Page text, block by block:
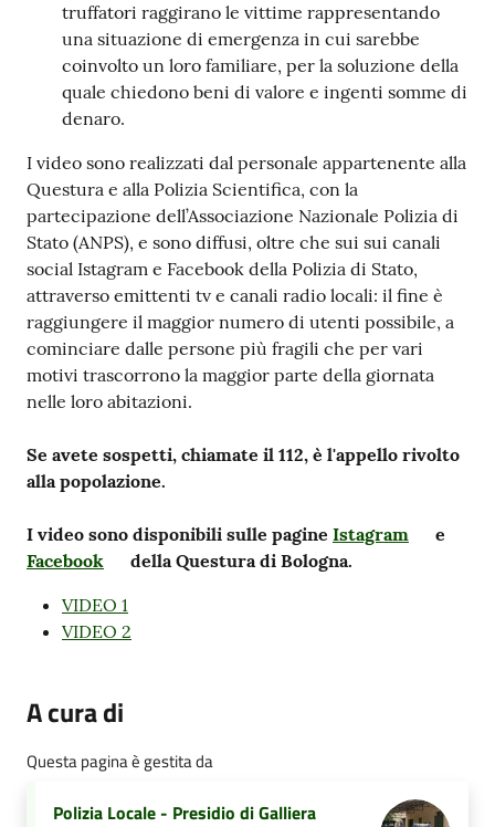
truffatori raggirano le vittime rappresentando
una situazione di emergenza in cui sarebbe
coinvolto un loro familiare, per la soluzione della
quale chiedono beni di valore e ingenti somme di
denaro.
I video sono realizzati dal personale appartenente alla
Questura e alla Polizia Scientifica, con la
partecipazione dell’Associazione Nazionale Polizia di
Stato (ANPS), e sono diffusi, oltre che sui sui canali
social Istagram e Facebook della Polizia di Stato,
attraverso emittenti tv e canali radio locali: il fine è
raggiungere il maggior numero di utenti possibile, a
cominciare dalle persone più fragili che per vari
motivi trascorrono la maggior parte della giornata
nelle loro abitazioni.
Se avete sospetti, chiamate il 112, è l'appello rivolto
alla popolazione.
I video sono disponibili sulle pagine Istagram
e
Facebook
della Questura di Bologna.
VIDEO 1
VIDEO 2
A cura di
Questa pagina è gestita da
Polizia Locale - Presidio di Galliera